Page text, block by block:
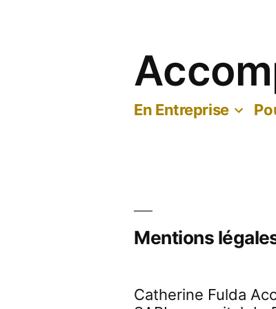
En Entreprise
Mentions
Catherine Fulda